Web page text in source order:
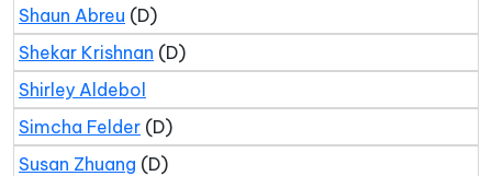
Shaun Abreu (D)
Shekar Krishnan (D)
Shirley Aldebol
Simcha Felder (D)
Susan Zhuang (D)